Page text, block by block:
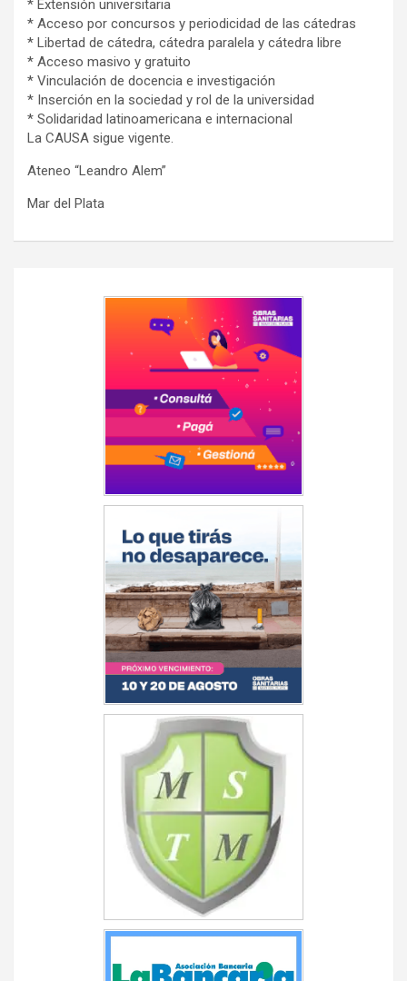
* Extensión universitaria
* Acceso por concursos y periodicidad de las cátedras
* Libertad de cátedra, cátedra paralela y cátedra libre
* Acceso masivo y gratuito
* Vinculación de docencia e investigación
* Inserción en la sociedad y rol de la universidad
* Solidaridad latinoamericana e internacional
La CAUSA sigue vigente.
Ateneo “Leandro Alem”
Mar del Plata